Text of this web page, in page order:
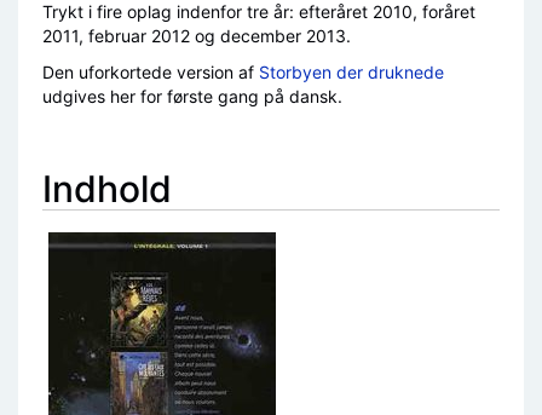
Trykt i fire oplag indenfor tre år: efteråret 2010, foråret
2011, februar 2012 og december 2013.
Den uforkortede version af Storbyen der druknede
udgives her for første gang på dansk.
Indhold